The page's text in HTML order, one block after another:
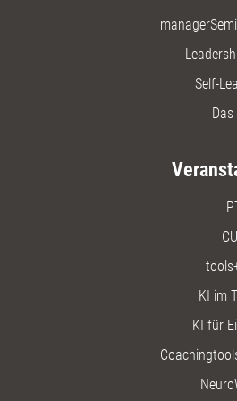
Self-
KI im
KI für